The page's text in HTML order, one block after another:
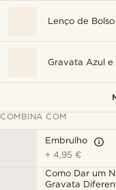
Lenço de
Gravata Azul
Laço Pré-
Alfinete de
Flor de Lapela
Botões de
Mola de
COMBINA COM
Embrulho
+4,95 €
Como Dar um
Gravata